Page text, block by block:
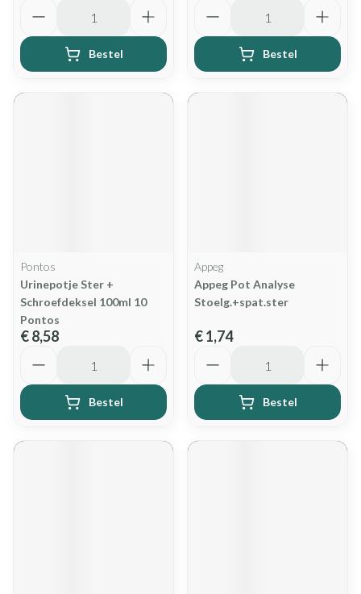
Bestel Bestel
Pontos
Urinepotje Ster +
Schroefdeksel 100ml 10
Pontos
€ 8,58
Bestel
Appeg
Appeg Pot Analyse
Stoelg.+spat.ster
€ 1,74
Bestel